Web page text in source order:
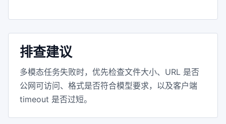
排查建议
多模态任务失败时，优先检查文件大小、URL 是否
公网可访问、格式是否符合模型要求，以及客户端
timeout 是否过短。